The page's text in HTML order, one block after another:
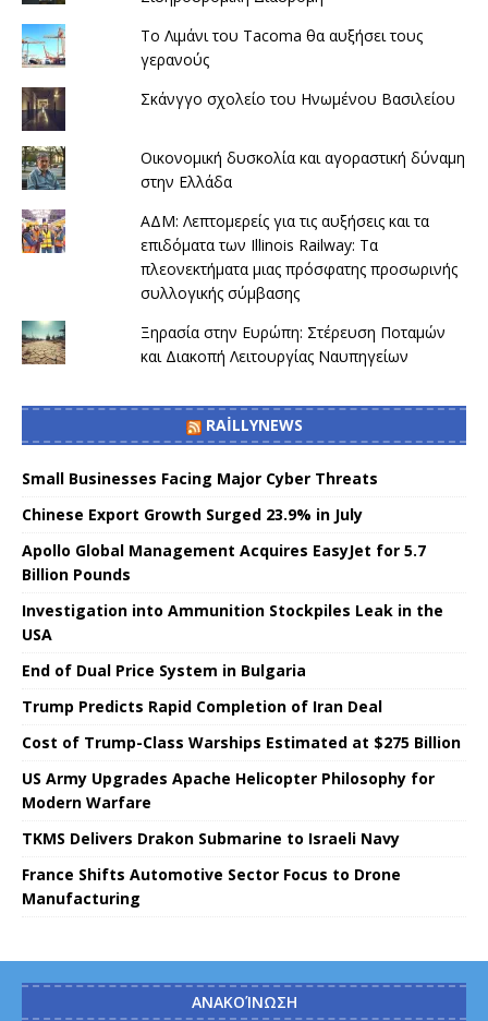
Το Λιμάνι του Tacoma θα αυξήσει τους
γερανούς
Σκάνγγο σχολείο του Ηνωμένου Βασιλείου
Οικονομική δυσκολία και αγοραστική δύναμη
στην Ελλάδα
ΑΔΜ: Λεπτομερείς για τις αυξήσεις και τα
επιδόματα των Illinois Railway: Τα
πλεονεκτήματα μιας πρόσφατης προσωρινής
συλλογικής σύμβασης
Ξηρασία στην Ευρώπη: Στέρευση Ποταμών
και Διακοπή Λειτουργίας Ναυπηγείων
RAILLYNEWS
Small Businesses Facing Major Cyber ​​Threats
Chinese Export Growth Surged 23.9% in July
Apollo Global Management Acquires EasyJet for 5.7
Billion Pounds
Investigation into Ammunition Stockpiles Leak in the
USA
End of Dual Price System in Bulgaria
Trump Predicts Rapid Completion of Iran Deal
Cost of Trump-Class Warships Estimated at $275 Billion
US Army Upgrades Apache Helicopter Philosophy for
Modern Warfare
TKMS Delivers Drakon Submarine to Israeli Navy
France Shifts Automotive Sector Focus to Drone
Manufacturing
ΑΝΑΚΟΊΝΩΣΗ